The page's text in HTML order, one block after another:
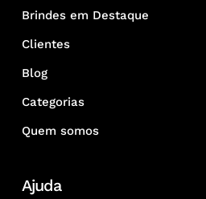
Brindes em Destaque
Clientes
Blog
Categorias
Quem somos
Ajuda